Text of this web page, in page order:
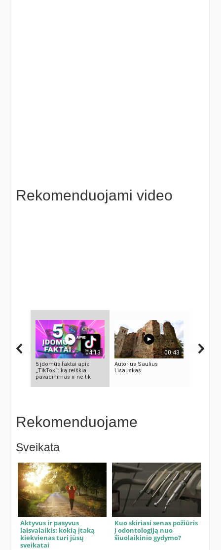
Rekomenduojami video
04:13
5 įdomūs faktai apie
„TikTok“: ką reiškia
pavadinimas ir ne tik
00:43
Autorius Saulius
Lisauskas
Rekomenduojame
Sveikata
Aktyvus ir pasyvus
laisvalaikis: kokią įtaką
kiekvienas turi jūsų
sveikatai
Kuo skiriasi senas požiūris
į odontologiją nuo
šiuolaikinio gydymo?